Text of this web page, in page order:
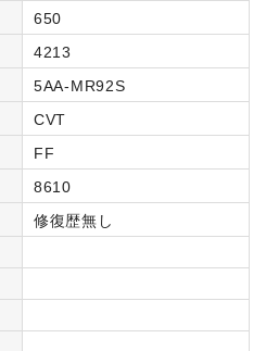
650
4213
5AA-MR92S
CVT
FF
8610
修復歴無し